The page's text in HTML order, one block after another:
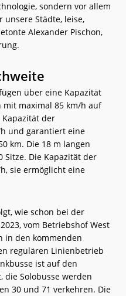
sondern vor allem
Städte, leise,
Alexander Pischon,
über eine Kapazität
mit maximal 85 km/h auf
der
und garantiert eine
km. Die 18 m langen
Sitze. Die Kapazität der
sie ermöglicht eine
wie schon bei der
vom Betriebshof West
in den kommenden
regulären Linienbetrieb
ist auf den
die Solobusse werden
30 und 71 verkehren. Die